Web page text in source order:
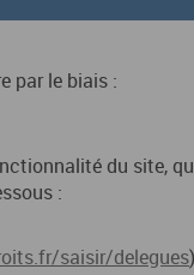
par le biais :
du site,
:
saisir/delegues)